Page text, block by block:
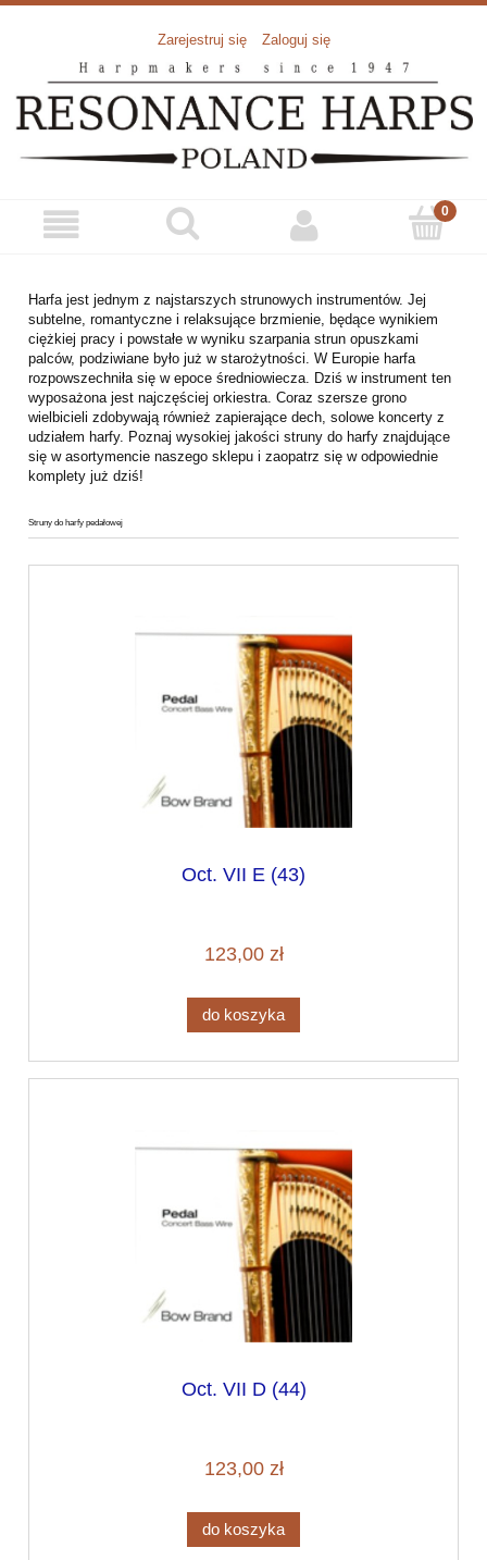
Zarejestruj się Zaloguj się
Harfa jest jednym z najstarszych strunowych instrumentów. Jej
subtelne, romantyczne i relaksujące brzmienie, będące wynikiem
ciężkiej pracy i powstałe w wyniku szarpania strun opuszkami
palców, podziwiane było już w starożytności. W Europie harfa
rozpowszechniła się w epoce średniowiecza. Dziś w instrument ten
wyposażona jest najczęściej orkiestra. Coraz szersze grono
wielbicieli zdobywają również zapierające dech, solowe koncerty z
udziałem harfy. Poznaj wysokiej jakości struny do harfy znajdujące
się w asortymencie naszego sklepu i zaopatrz się w odpowiednie
komplety już dziś!
Struny do harfy pedałowej
Oct. VII E (43)
123,00 zł
do koszyka
Oct. VII D (44)
123,00 zł
do koszyka